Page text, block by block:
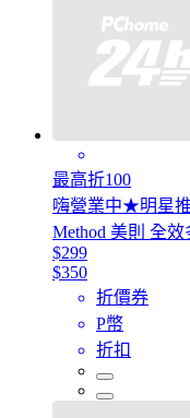
最高折100
嗨營業中★明星
Method 美則 全
$299
$350
折價券
P幣
折扣